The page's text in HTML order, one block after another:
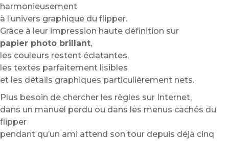
harmonieusement
à l’univers graphique du flipper.
Grâce à leur impression haute définition sur
papier photo brillant,
les couleurs restent éclatantes,
les textes parfaitement lisibles
et les détails graphiques particulièrement nets.
Plus besoin de chercher les règles sur Internet,
dans un manuel perdu ou dans les menus cachés du
flipper
pendant qu’un ami attend son tour depuis déjà cinq